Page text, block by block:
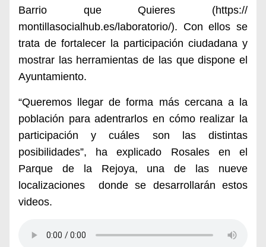
Barrio que Quieres (https://
montillasocialhub.es/laboratorio/). Con ellos se
trata de fortalecer la participación ciudadana y
mostrar las herramientas de las que dispone el
Ayuntamiento.
“Queremos llegar de forma más cercana a la
población para adentrarlos en cómo realizar la
participación y cuáles son las distintas
posibilidades”, ha explicado Rosales en el
Parque de la Rejoya, una de las nueve
localizaciones donde se desarrollarán estos
videos.